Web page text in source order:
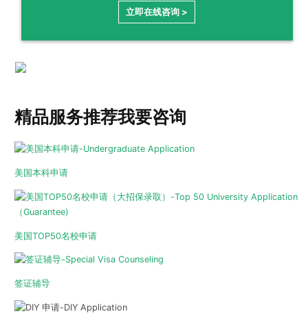
立即在线咨询 >
精品服务推荐我要咨询
美国本科申请
美国TOP50名校申请
签证辅导